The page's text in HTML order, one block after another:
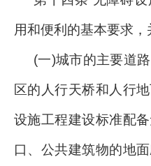
用和便利的基本要求
(一)城市的主要道
区的人行天桥和人行
设施工程建设标准配
口、公共建筑物的地